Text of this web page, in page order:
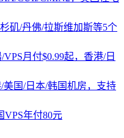
矶/丹佛/拉斯维加斯等5个
月付$0.99起，香港/日
美国/日本/韩国机房，支持
VPS年付80元